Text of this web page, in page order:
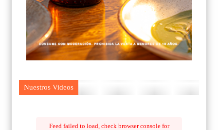
Nuestros Videos
Feed failed to load, check browser console for